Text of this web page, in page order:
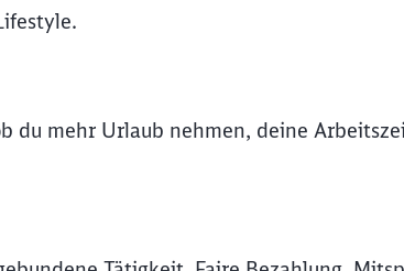
du mehr Urlaub nehmen, deine